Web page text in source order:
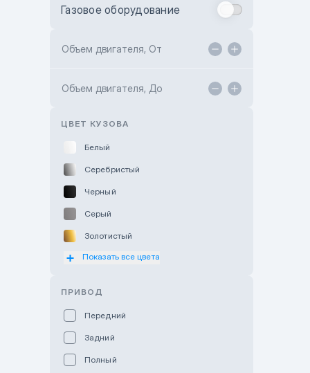
Toyota Kokshetau
Hyundai ShymCity
Газовое оборудование
Объем двигателя, От
Объем двигателя, До
ЦВЕТ КУЗОВА
Белый
Серебристый
Черный
Серый
Золотистый
Оранжевый
Показать все цвета
ПРИВОД
Передний
Задний
Полный